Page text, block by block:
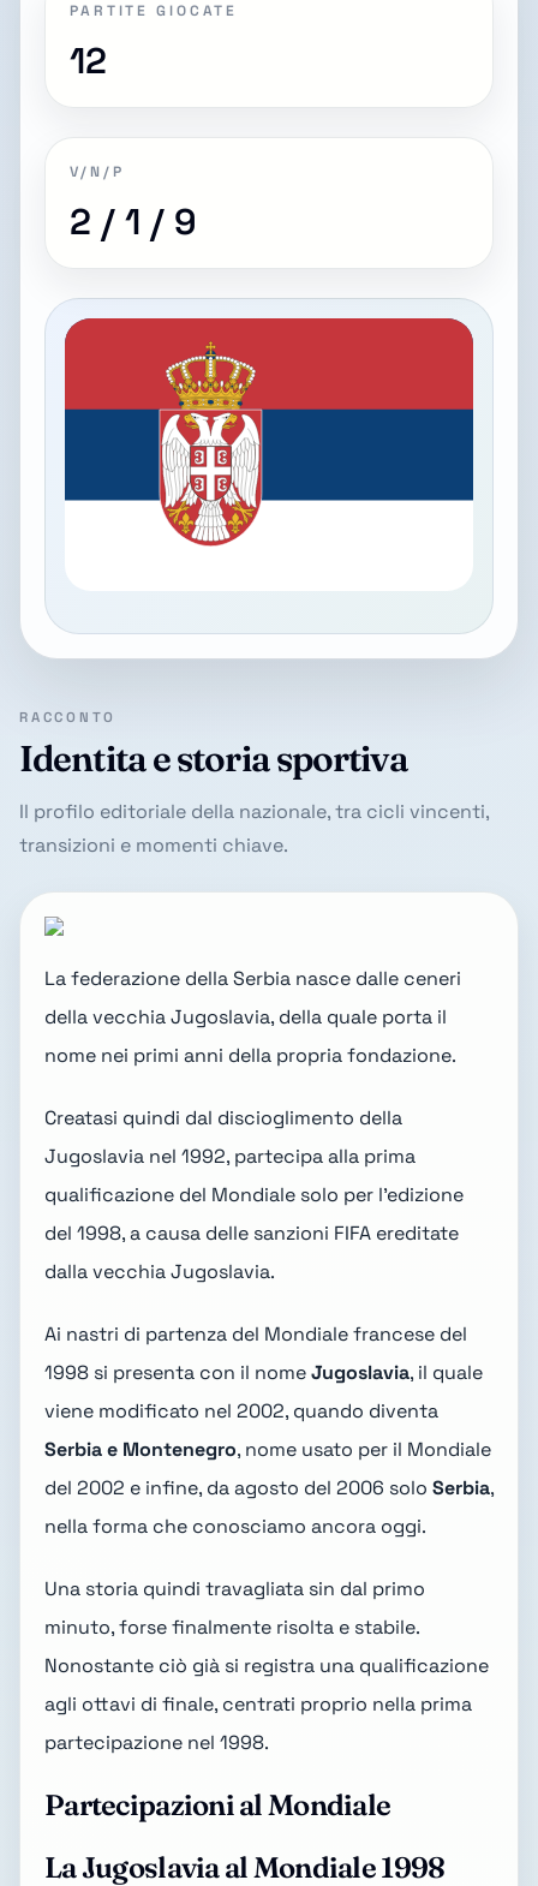
PARTITE GIOCATE
12
V/N/P
2 / 1 / 9
RACCONTO
Identita e storia sportiva
Il profilo editoriale della nazionale, tra cicli vincenti,
transizioni e momenti chiave.
La federazione della Serbia nasce dalle ceneri
dellavecchia Jugoslavia, della quale porta il
nome nei primi anni della propria fondazione.
Creatasi quindi dal discioglimento della
Jugoslavia nel 1992, partecipa alla prima
qualificazione del Mondiale solo per l'edizione
del 1998, a causa delle sanzioni FIFA ereditate
dalla vecchia Jugoslavia.
Ai nastri di partenza del Mondiale francese del
1998 si presenta con il nomeJugoslavia, il quale
viene modificato nel 2002, quando diventa
Serbia e Montenegro, nome usato per il Mondiale
del 2002 e infine, da agosto del 2006 solo Serbia,
nella forma che conosciamo ancora oggi.
Una storia quindi travagliata sin dal primo
minuto, forse finalmente risolta e stabile.
Nonostante ciò già si registra una qualificazione
agli ottavi di finale, centrati proprio nella prima
partecipazione nel 1998.
Partecipazioni al Mondiale
La Jugoslavia al Mondiale 1998